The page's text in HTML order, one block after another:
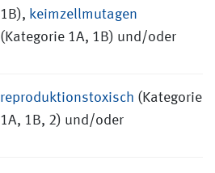
1B), keimzellmutagen
(Kategorie 1A, 1B) und/oder
reproduktionstoxisch (Kategorie
1A, 1B, 2) und/oder